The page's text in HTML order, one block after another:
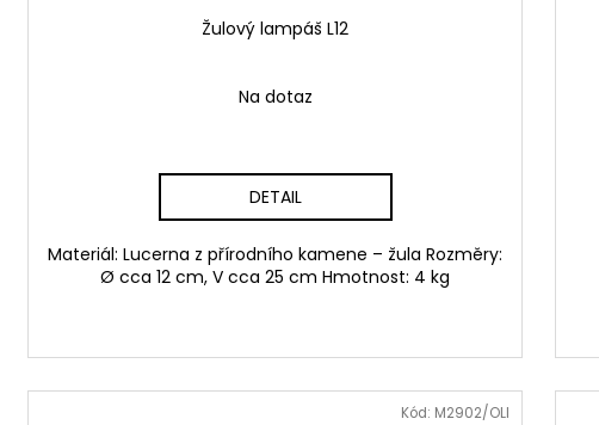
Žulový lampáš L12
Na dotaz
DETAIL
Materiál: Lucerna z přírodního kamene – žula Rozměry:
Ø cca 12 cm, V cca 25 cm Hmotnost: 4 kg
Kód: M2902/OLI